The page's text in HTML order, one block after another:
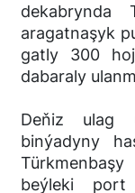
dekabrynda
aragatnaşyk
gatly 300
dabaraly
Deňiz ulag
binýadyny
beýleki port